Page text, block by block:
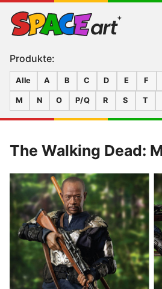
Produkte:
Alle A B C D E F
M N O P/Q R S T
The Walking Dead: